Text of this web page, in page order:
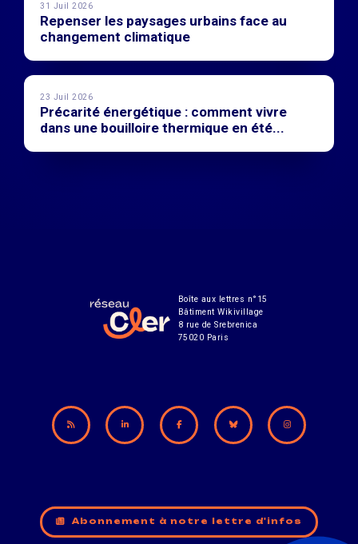
31 Juil 2026
Repenser les paysages urbains face au
changement climatique
23 Juil 2026
Précarité énergétique : comment vivre
dans une bouilloire thermique en été...
Boîte aux lettres n°15
Bâtiment Wikivillage
8 rue de Srebrenica
75020 Paris
Abonnement à notre lettre d'infos